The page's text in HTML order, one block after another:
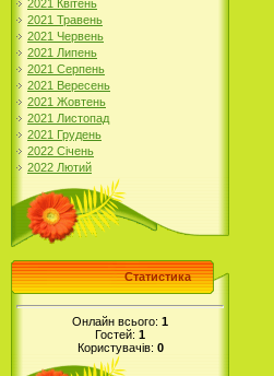
2021 Квітень
2021 Травень
2021 Червень
2021 Липень
2021 Серпень
2021 Вересень
2021 Жовтень
2021 Листопад
2021 Грудень
2022 Січень
2022 Лютий
Статистика
Онлайн всього: 1
Гостей: 1
Користувачів: 0